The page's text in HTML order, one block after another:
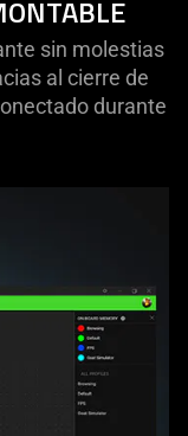
sin molestias
al cierre de
durante